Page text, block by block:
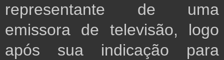
representante de uma
emissora de televisão, logo
após sua indicação para